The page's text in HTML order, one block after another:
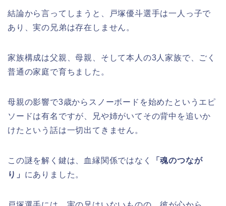
結論から言ってしまうと、戸塚優斗選手は一人っ子で
あり、実の兄弟は存在しません。
家族構成は父親、母親、そして本人の3人家族で、ごく
普通の家庭で育ちました。
母親の影響で3歳からスノーボードを始めたというエピ
ソードは有名ですが、兄や姉がいてその背中を追いか
けたという話は一切出てきません。
この謎を解く鍵は、血縁関係ではなく
「魂のつなが
り」 にありました。